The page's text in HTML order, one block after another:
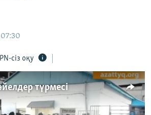
сіз оқу
түрмесі